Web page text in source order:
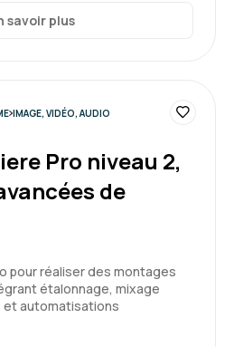
savoir plus
IMAGE, VIDÉO, AUDIO
Pro niveau 2,
de
pour réaliser des montages
étalonnage, mixage
et automatisations